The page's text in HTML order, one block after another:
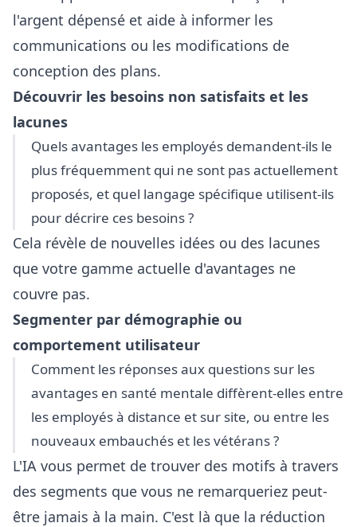
l'argent dépensé et aide à informer les
communications ou les modifications de
conception des plans.
Découvrir les besoins non satisfaits et les
lacunes
Quels avantages les employés demandent-ils le
plus fréquemment qui ne sont pas actuellement
proposés, et quel langage spécifique utilisent-ils
pour décrire ces besoins ?
Cela révèle de nouvelles idées ou des lacunes
que votre gamme actuelle d'avantages ne
couvre pas.
Segmenter par démographie ou
comportement utilisateur
Comment les réponses aux questions sur les
avantages en santé mentale diffèrent-elles entre
les employés à distance et sur site, ou entre les
nouveaux embauchés et les vétérans ?
L'IA vous permet de trouver des motifs à travers
des segments que vous ne remarqueriez peut-
être jamais à la main. C'est là que la réduction